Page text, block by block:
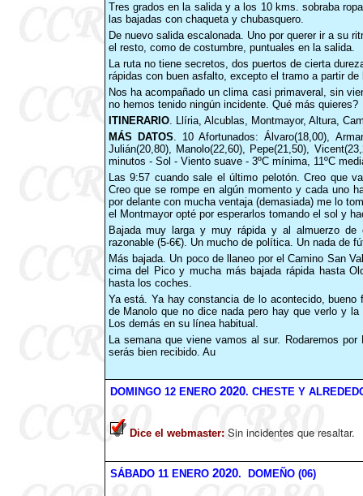
Tres grados en la salida y a los 10 kms. sobraba
las bajadas con chaqueta y chubasquero.
De nuevo salida escalonada. Uno por querer ir a su
el resto, como de costumbre, puntuales en la salida.
La ruta no tiene secretos, dos puertos de cierta
rápidas con buen asfalto, excepto el tramo a partir
Nos ha acompañado un clima casi primaveral, sin
no hemos tenido ningún incidente. Qué más quieres?
ITINERARIO. Llíria, Alcublas, Montmayor, Altura,
MÁS DATOS. 10 Afortunados: Álvaro(18,00),
Julián(20,80), Manolo(22,60), Pepe(21,50),
minutos - Sol - Viento suave - 3ºC mínima, 11ºC
Las 9:57 cuando sale el último pelotón. Creo que
Creo que se rompe en algún momento y cada uno
por delante con mucha ventaja (demasiada) me lo
el Montmayor opté por esperarlos tomando el sol y
Bajada muy larga y muy rápida y al almuerzo
razonable (5-6€). Un mucho de política. Un nada de
Más bajada. Un poco de llaneo por el Camino San
cima del Pico y mucha más bajada rápida hasta
hasta los coches.
Ya está. Ya hay constancia de lo acontecido,
de Manolo que no dice nada pero hay que verlo y
Los demás en su línea habitual.
La semana que viene vamos al sur. Rodaremos
serás bien recibido. Au
DOMINGO 12 ENERO 2020. CHESTE Y
Dice el webmaster: Sin incidentes que resaltar.
SÁBADO11ENERO 2020. DOMEÑO (06)